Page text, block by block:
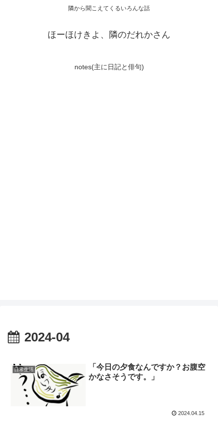
隣から聞こえてくるいろんな話
ほーほけきよ、隣のだれかさん
notes(主に日記と俳句)
2024-04
日常生活
「今日の夕食なんですか？お腹空
かなさそうです。」
2024.04.15